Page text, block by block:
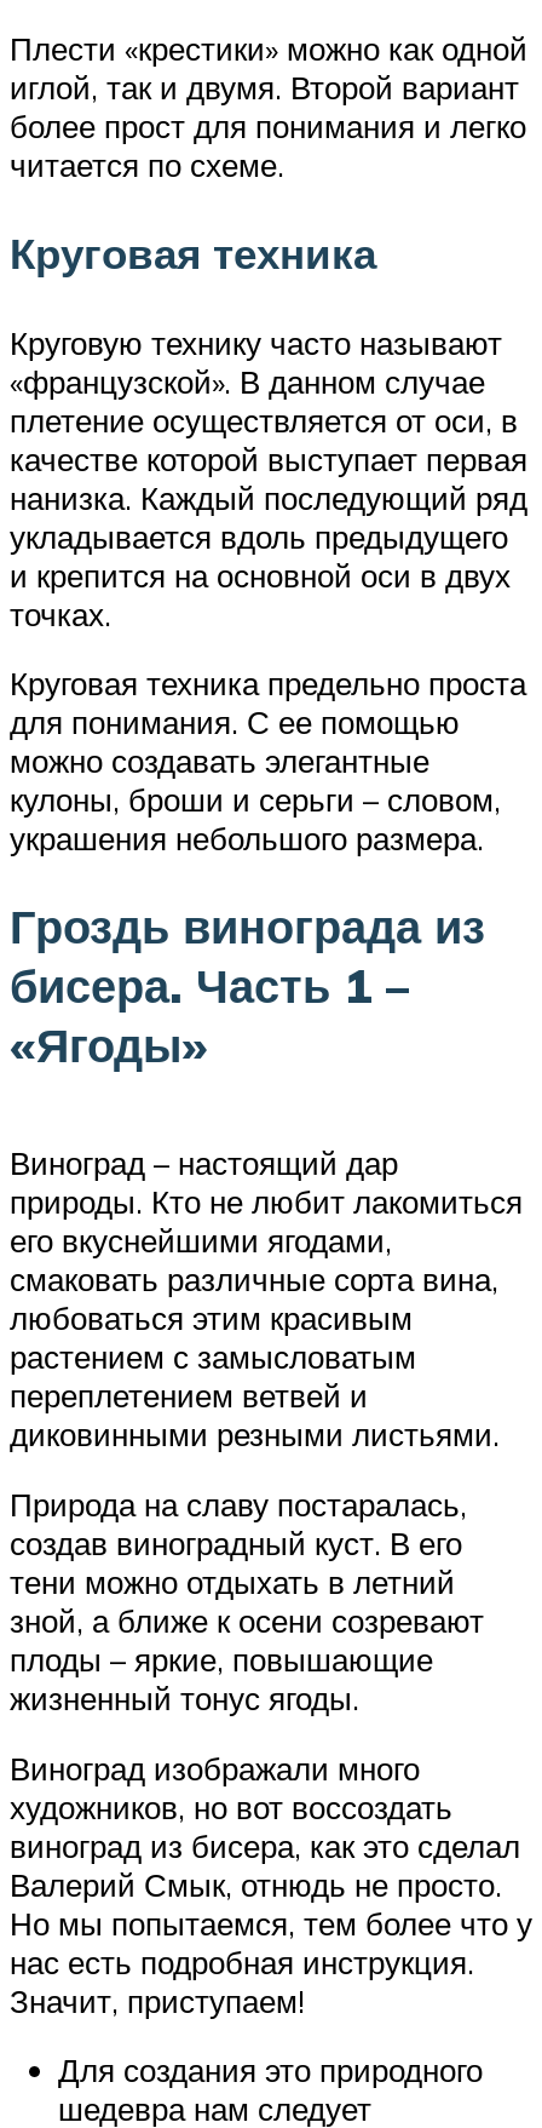
Плести «крестики» можно как одной
иглой, так и двумя. Второй вариант
более прост для понимания и легко
читается по схеме.
Круговая техника
Круговую технику часто называют
«французской». В данном случае
плетение осуществляется от оси, в
качестве которой выступает первая
нанизка. Каждый последующий ряд
укладывается вдоль предыдущего
и крепится на основной оси в двух
точках.
Круговая техника предельно проста
для понимания. С ее помощью
можно создавать элегантные
кулоны, броши и серьги – словом,
украшения небольшого размера.
Гроздь винограда из
бисера. Часть 1 –
«Ягоды»
Виноград – настоящий дар
природы. Кто не любит лакомиться
его вкуснейшими ягодами,
смаковать различные сорта вина,
любоваться этим красивым
растением с замысловатым
переплетением ветвей и
диковинными резными листьями.
Природа на славу постаралась,
создав виноградный куст. В его
тени можно отдыхать в летний
зной, а ближе к осени созревают
плоды – яркие, повышающие
жизненный тонус ягоды.
Виноград изображали много
художников, но вот воссоздать
виноград из бисера, как это сделал
Валерий Смык, отнюдь не просто.
Но мы попытаемся, тем более что у
нас есть подробная инструкция.
Значит, приступаем!
Для создания это природного
шедевра нам следует